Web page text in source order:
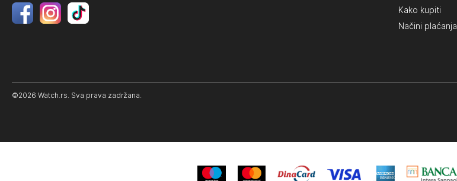
Kako kupiti
Načini plaćanja
©2026 Watch.rs. Sva prava zadržana.